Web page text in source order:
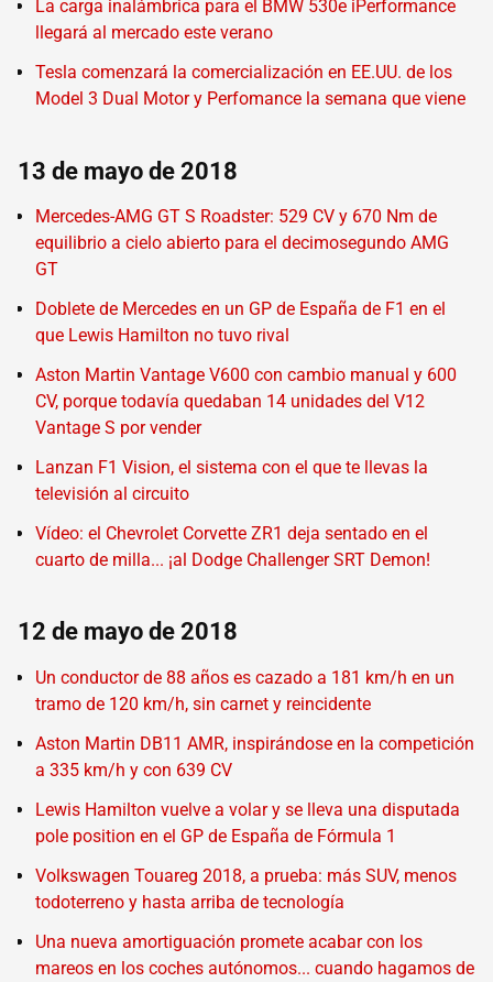
La carga inalámbrica para el BMW 530e iPerformance
llegará al mercado este verano
Tesla comenzará la comercialización en EE.UU. de los
Model 3 Dual Motor y Perfomance la semana que viene
13 de mayo de 2018
Mercedes-AMG GT S Roadster: 529 CV y 670 Nm de
equilibrio a cielo abierto para el decimosegundo AMG
GT
Doblete de Mercedes en un GP de España de F1 en el
que Lewis Hamilton no tuvo rival
Aston Martin Vantage V600 con cambio manual y 600
CV, porque todavía quedaban 14 unidades del V12
Vantage S por vender
Lanzan F1 Vision, el sistema con el que te llevas la
televisión al circuito
Vídeo: el Chevrolet Corvette ZR1 deja sentado en el
cuarto de milla... ¡al Dodge Challenger SRT Demon!
12 de mayo de 2018
Un conductor de 88 años es cazado a 181 km/h en un
tramo de 120 km/h, sin carnet y reincidente
Aston Martin DB11 AMR, inspirándose en la competición
a 335 km/h y con 639 CV
Lewis Hamilton vuelve a volar y se lleva una disputada
pole position en el GP de España de Fórmula 1
Volkswagen Touareg 2018, a prueba: más SUV, menos
todoterreno y hasta arriba de tecnología
Una nueva amortiguación promete acabar con los
mareos en los coches autónomos... cuando hagamos de